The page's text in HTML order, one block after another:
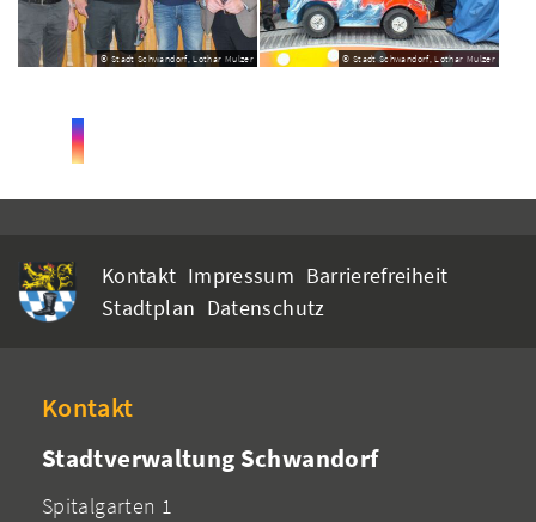
© Stadt Schwandorf, Lothar Mulzer © Stadt Schwandorf, Lothar Mulzer
Kontakt Impressum Barrierefreiheit
Stadtplan Datenschutz
Kontakt
Stadtverwaltung Schwandorf
Spitalgarten 1